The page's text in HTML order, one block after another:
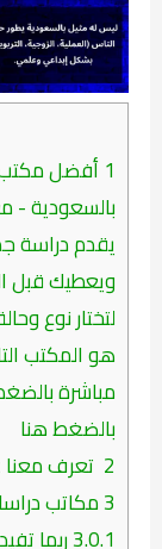
1أفضل
بالسعودية -
يقدم دراسة
ويعطيك قبل
لتختار نوع
هو المكتب
مباشرة
بالضغط هنا
2 تعرف
3مكاتب
3.0.1